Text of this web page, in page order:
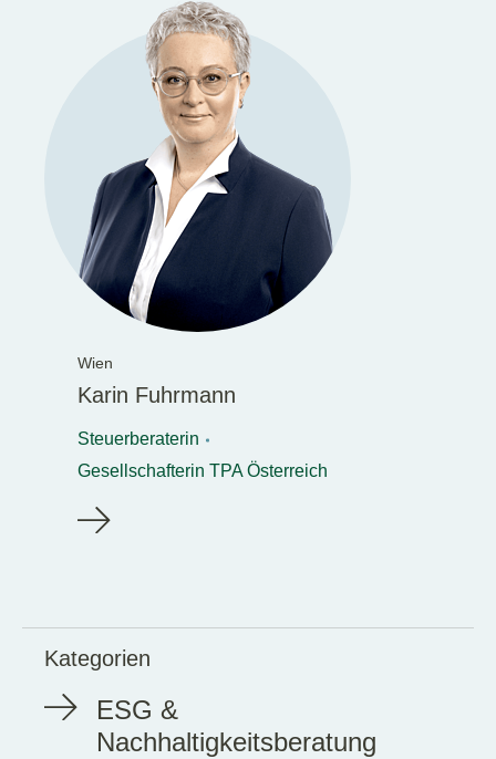
Wien
Karin Fuhrmann
Steuerberaterin
Gesellschafterin TPA Österreich
Kategorien
ESG &
Nachhaltigkeitsberatung